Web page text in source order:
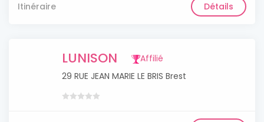
Itinéraire Détails
LUNISON
Affilié
29 RUE JEAN MARIE LE BRIS Brest